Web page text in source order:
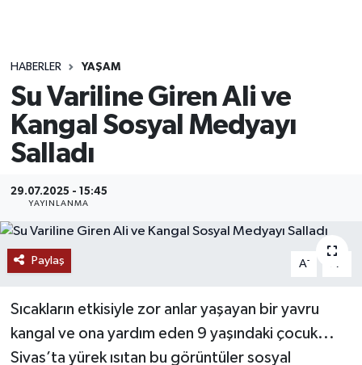
HABERLER YAŞAM
Su Variline Giren Ali ve
Kangal Sosyal Medyayı
Salladı
29.07.2025 - 15:45
YAYINLANMA
Paylaş A- A
Sıcakların etkisiyle zor anlar yaşayan bir yavru
kangal ve ona yardım eden 9 yaşındaki çocuk...
Sivas’ta yürek ısıtan bu görüntüler sosyal
GÜNCEL
KÜLTÜR
RESMİ İLANLAR
SAĞLIK
SİYASET
Son Dakika Haberleri
Haber Arşivi